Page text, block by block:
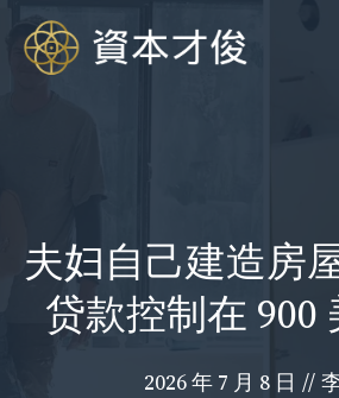
夫妇自己建造房
贷款控制在 900
2026 年 7 月 8 日 //